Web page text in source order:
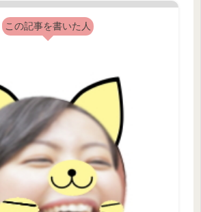
この記事を書いた人